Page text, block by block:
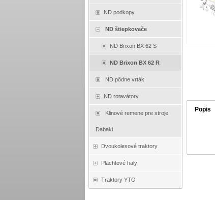
ND podkopy
ND štiepkovače
ND Brixon BX 62 S
ND Brixon BX 62 R
ND pôdne vrták
ND rotavátory
Klinové remene pre stroje
Dabaki
Dvoukolesové traktory
Plachtové haly
Traktory YTO
Popis